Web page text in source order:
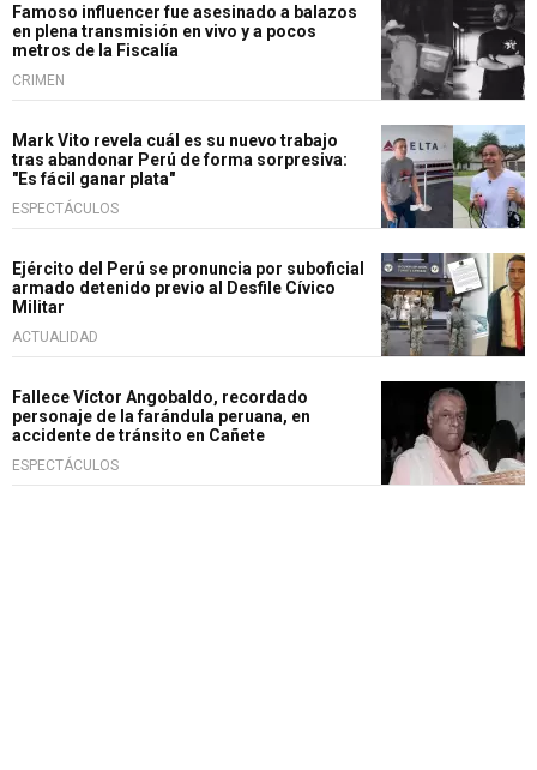
Famoso influencer fue asesinado a balazos
en plena transmisión en vivo y a pocos
metros de la Fiscalía
CRIMEN
Mark Vito revela cuál es su nuevo trabajo
tras abandonar Perú de forma sorpresiva:
"Es fácil ganar plata"
ESPECTÁCULOS
Ejército del Perú se pronuncia por suboficial
armado detenido previo al Desfile Cívico
Militar
ACTUALIDAD
Fallece Víctor Angobaldo, recordado
personaje de la farándula peruana, en
accidente de tránsito en Cañete
ESPECTÁCULOS